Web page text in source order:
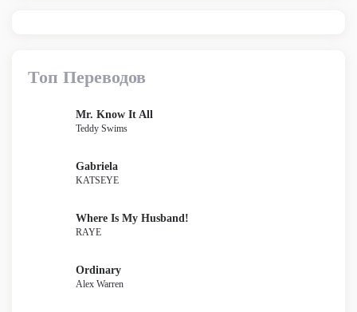
Топ Переводов
Mr. Know It All
Teddy Swims
Gabriela
KATSEYE
Where Is My Husband!
RAYE
Ordinary
Alex Warren